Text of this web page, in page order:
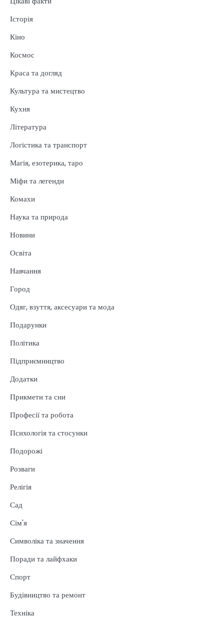
Історія
Кіно
Космос
Краса та догляд
Культура та мистецтво
Кухня
Література
Логістика та транспорт
Магія, езотерика, таро
Міфи та легенди
Комахи
Наука та природа
Новини
Освіта
Навчання
Город
Одяг, взуття, аксесуари та мода
Подарунки
Політика
Підприємництво
Додатки
Прикмети та сни
Професії та робота
Психологія та стосунки
Подорожі
Розваги
Релігія
Сад
Сім'я
Символіка та значення
Поради та лайфхаки
Спорт
Будівництво та ремонт
Техніка